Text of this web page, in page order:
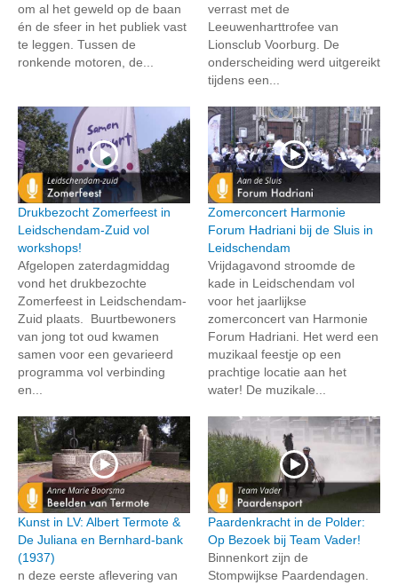
om al het geweld op de baan
én de sfeer in het publiek vast
te leggen. Tussen de
ronkende motoren, de...
verrast met de
Leeuwenharttrofee van
Lionsclub Voorburg. De
onderscheiding werd uitgereikt
tijdens een...
Drukbezocht Zomerfeest in
Leidschendam-Zuid vol
workshops!
Afgelopen zaterdagmiddag
vond het drukbezochte
Zomerfeest in Leidschendam-
Zuid plaats. Buurtbewoners
van jong tot oud kwamen
samen voor een gevarieerd
programma vol verbinding
en...
Zomerconcert Harmonie
Forum Hadriani bij de Sluis in
Leidschendam
Vrijdagavond stroomde de
kade in Leidschendam vol
voor het jaarlijkse
zomerconcert van Harmonie
Forum Hadriani. Het werd een
muzikaal feestje op een
prachtige locatie aan het
water! De muzikale...
Kunst in LV: Albert Termote &
De Juliana en Bernhard-bank
(1937)
n deze eerste aflevering van
Paardenkracht in de Polder:
Op Bezoek bij Team Vader!
Binnenkort zijn de
Stompwijkse Paardendagen.